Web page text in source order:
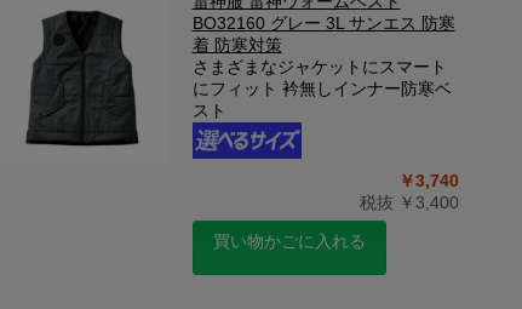
BO32160 グレー 3L サンエス 防寒
着 防寒対策
さまざまなジャケットにスマート
にフィット 衿無しインナー防寒ベ
スト
￥3,740
税抜 ￥3,400
買い物かごに入れる